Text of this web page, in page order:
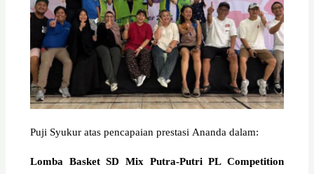
Puji Syukuratas pencapaian prestasi Anandadalam:
Lomba Basket SD Mix Putra-Putri PL Competition